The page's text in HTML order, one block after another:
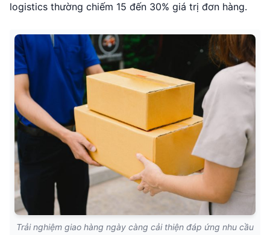
logistics thường chiếm 15 đến 30% giá trị đơn hàng.
Trải nghiệm giao hàng ngày càng cải thiện đáp ứng nhu cầu